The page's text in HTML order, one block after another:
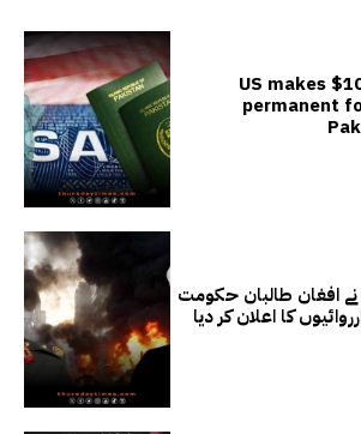
US makes
permanent
افغان طالبان حکومت
کا اعلان کر دیا